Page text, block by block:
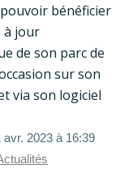
bénéficier
à jour
de son parc de
sur son
via son logiciel
avr. 2023 à 16:39